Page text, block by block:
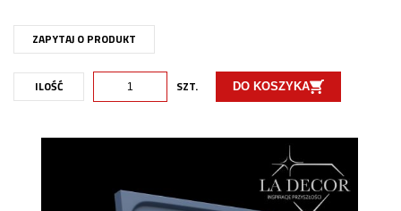
ZAPYTAJ O PRODUKT
ILOŚĆ SZT. DO KOSZYKA